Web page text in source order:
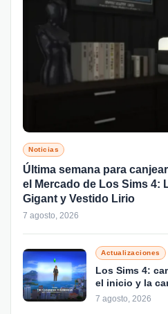
Noticias
Última semana para
el Mercado de Los Sims 4:
Gigant y Vestido Lirio
7 agosto, 2026
Actualizaciones
Los Sims 4:
el inicio y la
7 agosto, 2026